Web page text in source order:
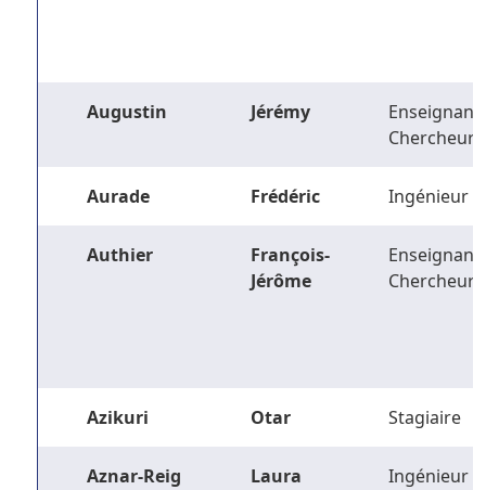
Augustin Jérémy
Enseignant-
Chercheur
Aurade Frédéric Ingénieur
Authier
François-
Jérôme
Enseignant-
Chercheur
Azikuri Otar Stagiaire
Aznar-Reig Laura Ingénieur